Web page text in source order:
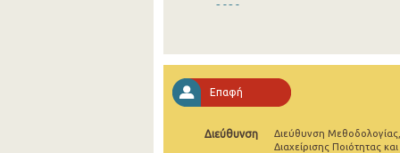
2020
2017
2016
Επαφή
Διεύθυνση
Διεύθυνση Μεθοδολογίας,
Διαχείρισης Ποιότητας και